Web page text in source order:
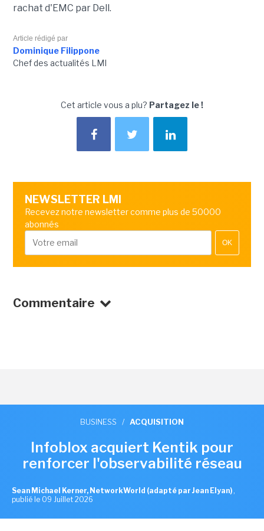
rachat d'EMC par Dell.
Article rédigé par
Dominique Filippone
Chef des actualités LMI
Cet article vous a plu? Partagez le !
NEWSLETTER LMI
Recevez notre newsletter comme plus de 50000
abonnés
OK
Commentaire
BUSINESS / ACQUISITION
Infoblox acquiert Kentik pour
renforcer l'observabilité réseau
Sean Michael Kerner, NetworkWorld (adapté par Jean Elyan) ,
publié le 09 Juillet 2026